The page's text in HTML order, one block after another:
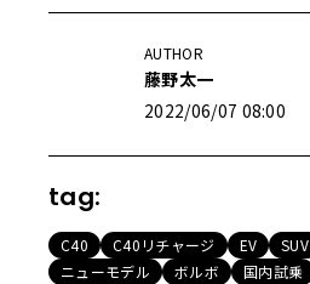
AUTHOR
藤野太一
2022/06/07 08:00
tag:
C40 C40リチャージ EV SUV
ニューモデル
ボルボ 国内試乗